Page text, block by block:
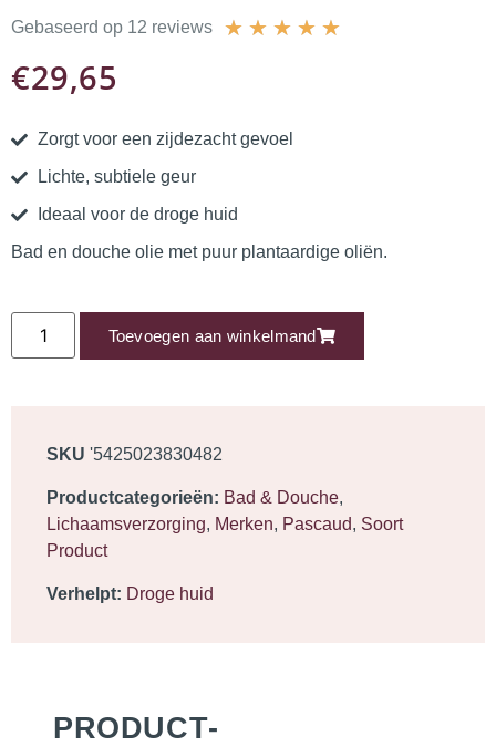
Gebaseerd op 12 reviews ★ ★ ★ ★ ★
€29,65
Zorgt voor een zijdezacht gevoel
Lichte, subtiele geur
Ideaal voor de droge huid
Bad en douche olie met puur plantaardige oliën.
Toevoegen aan winkelmand
SKU '5425023830482
Productcategorieën: Bad & Douche,
Lichaamsverzorging, Merken, Pascaud, Soort
Product
Verhelpt: Droge huid
PRODUCT­